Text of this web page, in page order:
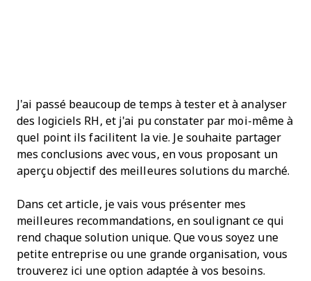
J'ai passé beaucoup de temps à tester et à analyser
des logiciels RH, et j'ai pu constater par moi-même à
quel point ils facilitent la vie. Je souhaite partager
mes conclusions avec vous, en vous proposant un
aperçu objectif des meilleures solutions du marché.
Dans cet article, je vais vous présenter mes
meilleures recommandations, en soulignant ce qui
rend chaque solution unique. Que vous soyez une
petite entreprise ou une grande organisation, vous
trouverez ici une option adaptée à vos besoins.